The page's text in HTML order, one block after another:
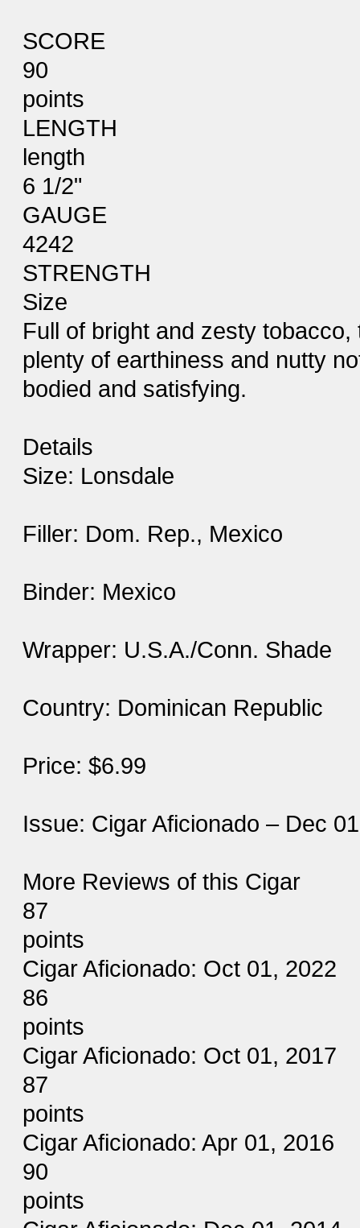
SCORE
90
points
LENGTH
length
6 1/2"
GAUGE
4242
STRENGTH
Size
Full of bright and zesty
plenty of earthiness and nutty
bodied and satisfying.
Details
Size: Lonsdale
Filler: Dom. Rep., Mexico
Binder: Mexico
Wrapper: U.S.A./Conn. Shade
Country: Dominican Republic
Price: $6.99
Issue: Cigar Aficionado – Dec
More Reviews of this Cigar
87
points
Cigar Aficionado: Oct 01, 2022
86
points
Cigar Aficionado: Oct 01, 2017
87
points
Cigar Aficionado: Apr 01, 2016
90
points